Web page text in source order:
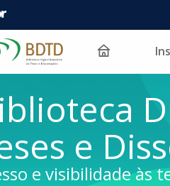
e
e visibilidade às